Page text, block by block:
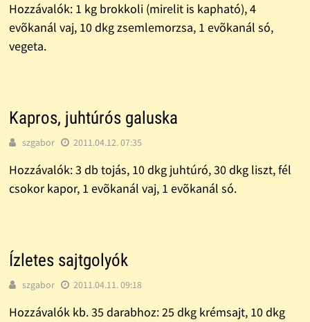
Hozzávalók: 1 kg brokkoli (mirelit is kapható), 4
evõkanál vaj, 10 dkg zsemlemorzsa, 1 evõkanál só,
vegeta.
Kapros, juhtúrós galuska
szgabor 2011.04.12. 07:35
Hozzávalók: 3 db tojás, 10 dkg juhtúró, 30 dkg liszt, fél
csokor kapor, 1 evõkanál vaj, 1 evõkanál só.
Ízletes sajtgolyók
szgabor 2011.04.11. 09:18
Hozzávalók kb. 35 darabhoz: 25 dkg krémsajt, 10 dkg